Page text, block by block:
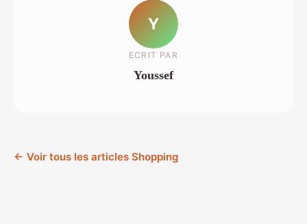
Y
ECRIT PAR
Youssef
← Voir tous les articles Shopping